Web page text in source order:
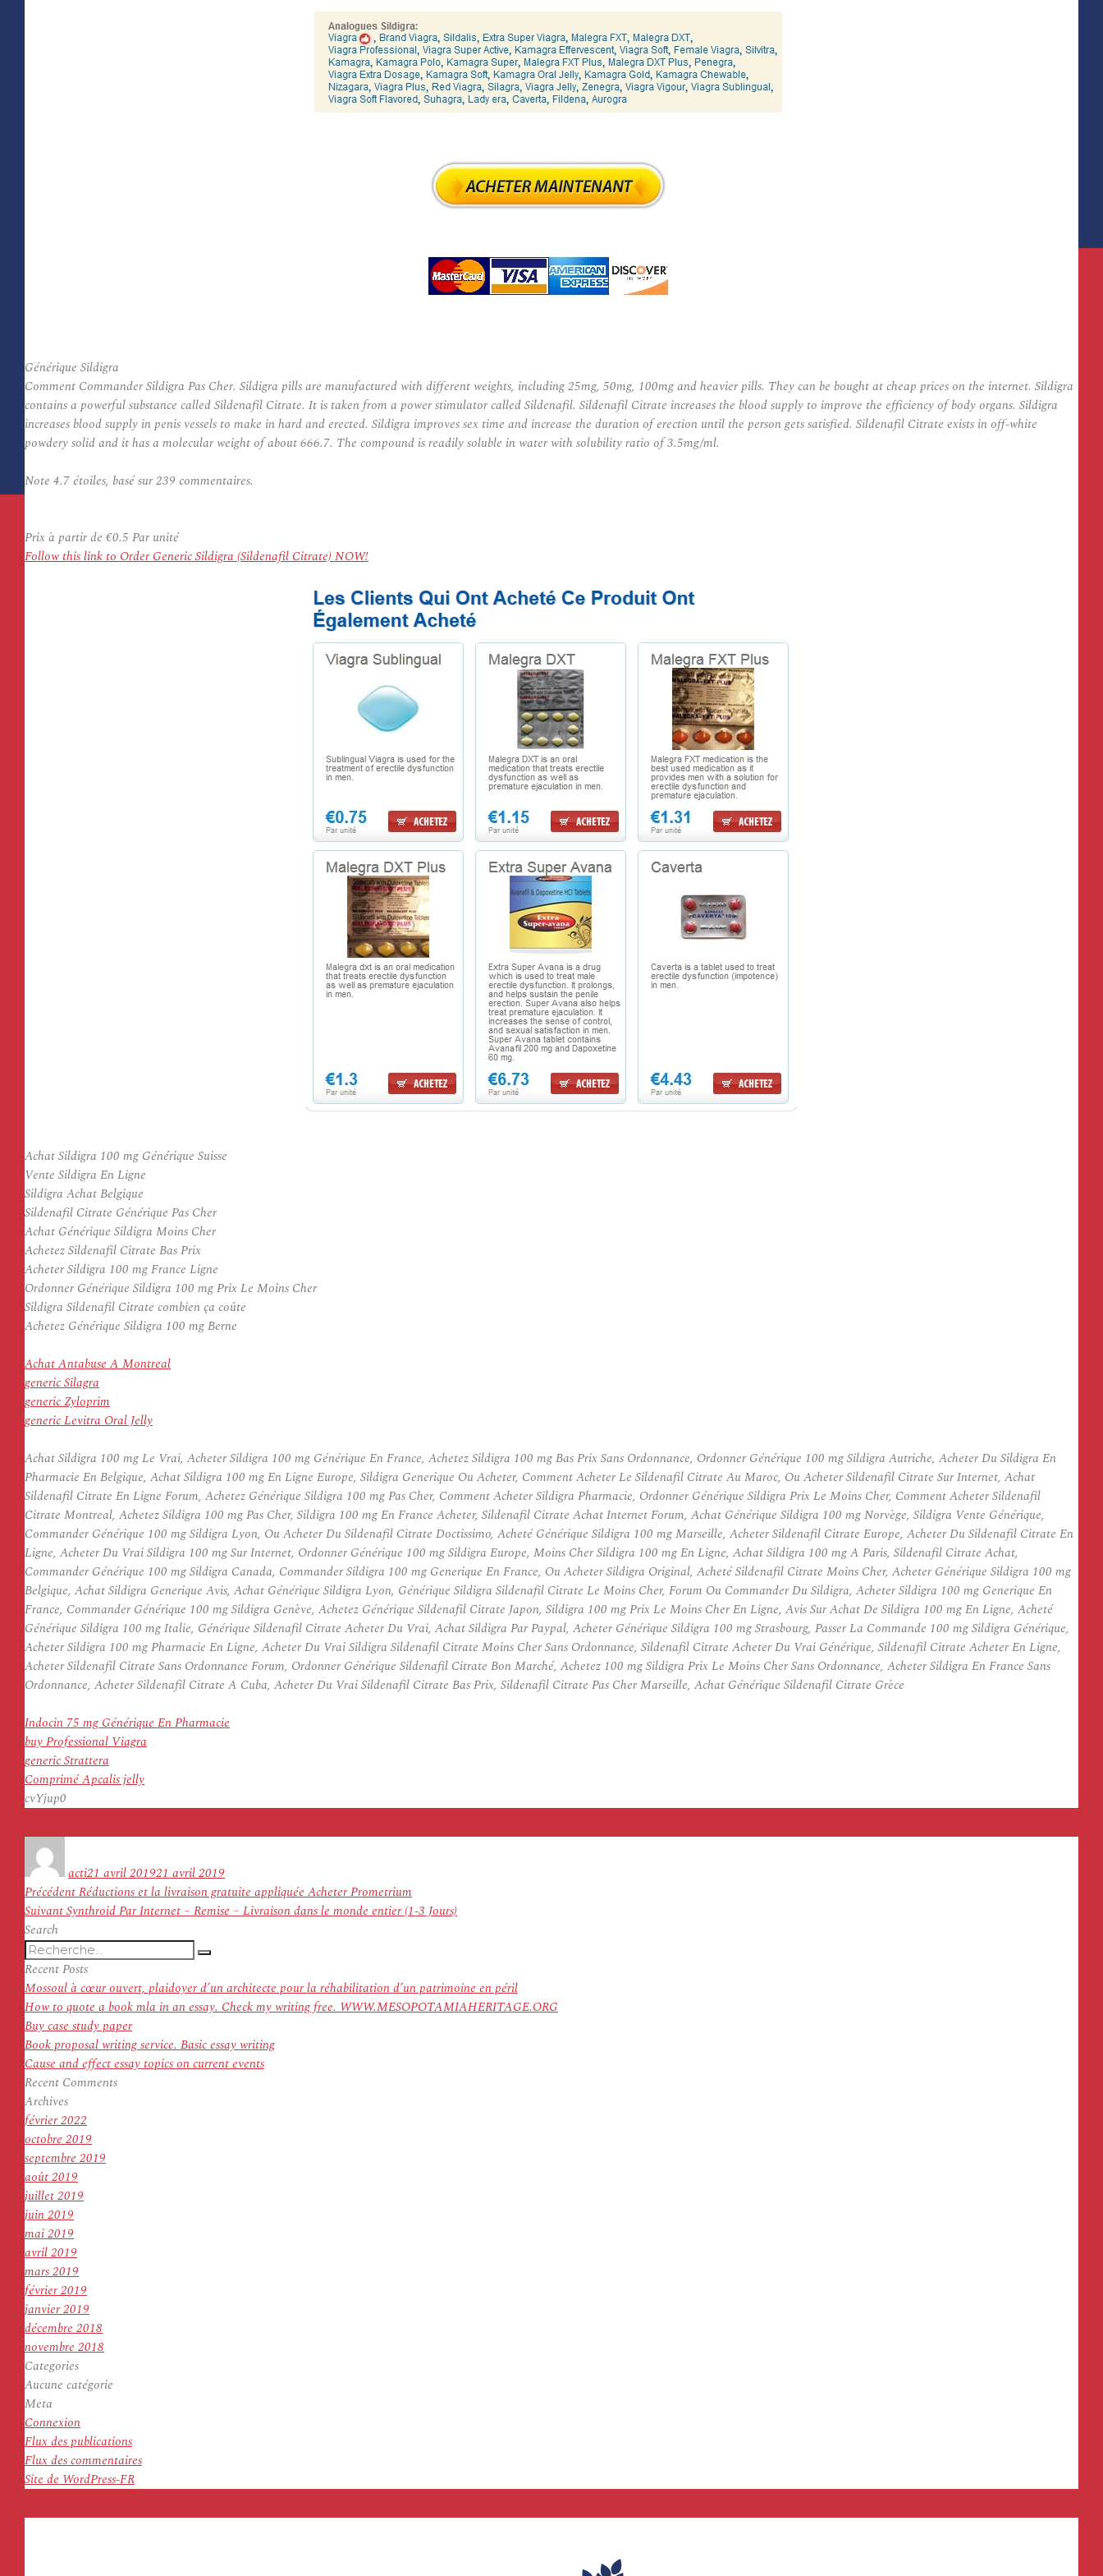
Générique Sildigra
Comment Commander Sildigra Pas Cher. Sildigra pills are manufactured with different weights, including 25mg, 50mg, 100mg and heavier pills. They can be bought at cheap prices on the internet. Sildigra
contains a powerful substance called Sildenafil Citrate. It is taken from a power stimulator called Sildenafil. Sildenafil Citrate increases the blood supply to improve the efficiency of body organs. Sildigra
increases blood supply in penis vessels to make in hard and erected. Sildigra improves sex time and increase the duration of erection until the person gets satisfied. Sildenafil Citrate exists in off-white
powdery solid and it has a molecular weight of about 666.7. The compound is readily soluble in water with solubility ratio of 3.5mg/ml.
Note 4.7étoiles, basé sur239 commentaires.
Prix à partir de €0.5 Par unité
Follow this link to Order Generic Sildigra (Sildenafil Citrate) NOW!
Achat Sildigra 100 mg Générique Suisse
Vente Sildigra En Ligne
Sildigra Achat Belgique
Sildenafil Citrate Générique Pas Cher
Achat Générique Sildigra Moins Cher
Achetez Sildenafil Citrate Bas Prix
Acheter Sildigra 100 mg France Ligne
Ordonner Générique Sildigra 100 mg Prix Le Moins Cher
Sildigra Sildenafil Citrate combien ça coûte
Achetez Générique Sildigra 100 mg Berne
Achat Antabuse A Montreal
generic Silagra
generic Zyloprim
generic Levitra Oral Jelly
Achat Sildigra 100 mg Le Vrai, Acheter Sildigra 100 mg Générique En France, Achetez Sildigra 100 mg Bas Prix Sans Ordonnance, Ordonner Générique 100 mg Sildigra Autriche, Acheter Du Sildigra En
Pharmacie En Belgique, Achat Sildigra 100 mg En Ligne Europe, Sildigra Generique Ou Acheter, Comment Acheter Le Sildenafil Citrate Au Maroc, Ou Acheter Sildenafil Citrate Sur Internet, Achat
Sildenafil Citrate En Ligne Forum, Achetez Générique Sildigra 100 mg Pas Cher, Comment Acheter Sildigra Pharmacie, Ordonner Générique Sildigra Prix Le Moins Cher, Comment Acheter Sildenafil
Citrate Montreal, Achetez Sildigra 100 mg Pas Cher, Sildigra 100 mg En France Acheter, Sildenafil Citrate Achat Internet Forum, Achat Générique Sildigra 100 mg Norvège, Sildigra Vente Générique,
Commander Générique 100 mg Sildigra Lyon, Ou Acheter Du Sildenafil Citrate Doctissimo, Acheté Générique Sildigra 100 mg Marseille, Acheter Sildenafil Citrate Europe, Acheter Du Sildenafil Citrate En
Ligne, Acheter Du Vrai Sildigra 100 mg Sur Internet, Ordonner Générique 100 mg Sildigra Europe, Moins Cher Sildigra 100 mg En Ligne, Achat Sildigra 100 mg A Paris, Sildenafil Citrate Achat,
Commander Générique 100 mg Sildigra Canada, Commander Sildigra 100 mg Generique En France, Ou Acheter Sildigra Original, Acheté Sildenafil Citrate Moins Cher, Acheter Générique Sildigra 100 mg
Belgique, Achat Sildigra Generique Avis, Achat Générique Sildigra Lyon, Générique Sildigra Sildenafil Citrate Le Moins Cher, Forum Ou Commander Du Sildigra, Acheter Sildigra 100 mg Generique En
France, Commander Générique 100 mg Sildigra Genève, Achetez Générique Sildenafil Citrate Japon, Sildigra 100 mg Prix Le Moins Cher En Ligne, Avis Sur Achat De Sildigra 100 mg En Ligne, Acheté
Générique Sildigra 100 mg Italie, Générique Sildenafil Citrate Acheter Du Vrai, Achat Sildigra Par Paypal, Acheter Générique Sildigra 100 mg Strasbourg, Passer La Commande 100 mg Sildigra Générique,
Acheter Sildigra 100 mg Pharmacie En Ligne, Acheter Du Vrai Sildigra Sildenafil Citrate Moins Cher Sans Ordonnance, Sildenafil Citrate Acheter Du Vrai Générique, Sildenafil Citrate Acheter En Ligne,
Acheter Sildenafil Citrate Sans Ordonnance Forum, Ordonner Générique Sildenafil Citrate Bon Marché, Achetez 100 mg Sildigra Prix Le Moins Cher Sans Ordonnance, Acheter Sildigra En France Sans
Ordonnance, Acheter Sildenafil Citrate A Cuba, Acheter Du Vrai Sildenafil Citrate Bas Prix, Sildenafil Citrate Pas Cher Marseille, Achat Générique Sildenafil Citrate Grèce
Indocin 75 mg Générique En Pharmacie
buy Professional Viagra
generic Strattera
Comprimé Apcalis jelly
cvYjup0
actile
21 avril 201921 avril 2019
Navigation
de
l’article
PrécédentArticle
précédent :
Réductions et la livraison gratuite appliquée Acheter Prometrium
SuivantArticle
Synthroid Par Internet – Remise – Livraison dans le monde entier (1-3 Jours)
Search
Recherche
pour
:
Recherche
Recent Posts
Mossoul à cœur ouvert, plaidoyer d’un architecte pour la réhabilitation d’un patrimoine en péril
How to quote a book mla in an essay. Check my writing free. WWW.MESOPOTAMIAHERITAGE.ORG
Buy case study paper
Book proposal writing service. Basic essay writing
Cause and effect essay topics on current events
Recent Comments
Archives
février 2022
octobre 2019
septembre 2019
août 2019
juillet 2019
juin 2019
mai 2019
avril 2019
mars 2019
février 2019
janvier 2019
décembre 2018
novembre 2018
Categories
Aucune catégorie
Meta
Connexion
Flux des publications
Flux des commentaires
Site de WordPress-FR